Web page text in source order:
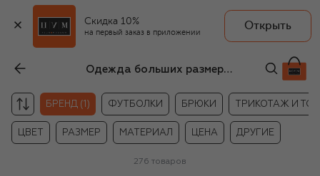
Скидка 10%
на первый заказ в приложении
Открыть
Одежда больших размеров для мужчин Zilli
БРЕНД (1) ФУТБОЛКИ БРЮКИ ТРИКОТАЖ И
ЦВЕТ РАЗМЕР МАТЕРИАЛ ЦЕНА ДРУГИЕ
276 товаров